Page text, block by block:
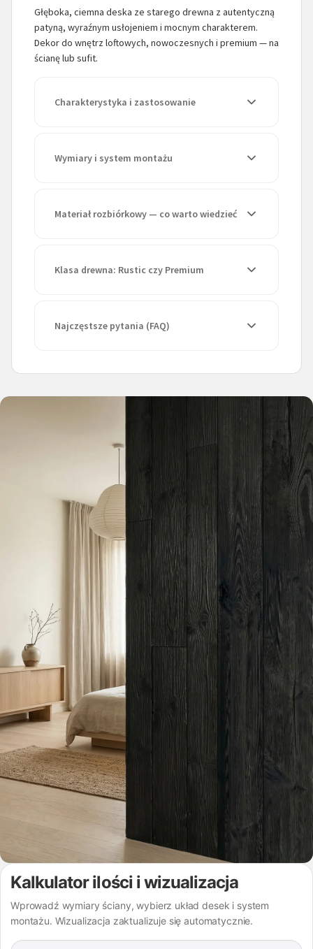
Głęboka, ciemna deska ze starego drewna z autentyczną
patyną, wyraźnym usłojeniem i mocnym charakterem.
Dekor do wnętrz loftowych, nowoczesnych i premium — na
ścianę lub sufit.
Charakterystyka i zastosowanie
Wymiary i system montażu
Materiał rozbiórkowy — co warto wiedzieć
Klasa drewna: Rustic czy Premium
Najczęstsze pytania (FAQ)
Kalkulator ilości i wizualizacja
Wprowadź wymiary ściany, wybierz układ desek i system
montażu. Wizualizacja zaktualizuje się automatycznie.